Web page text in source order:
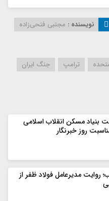
نویسنده : مجتبی فتحی‌زاده
ترامپ جنگ ایران
بنیاد مسکن انقلاب اسلامی
روز خبرنگار
روایت مدیرعامل فولاد ظفر از